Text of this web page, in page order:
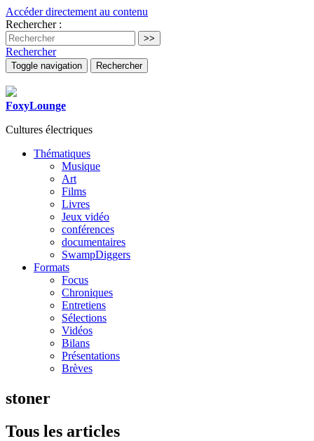
Accéder directement au contenu
Rechercher :
Rechercher
Toggle navigation Rechercher
FoxyLounge
Cultures électriques
Thématiques
Musique
Art
Films
Livres
Jeux vidéo
conférences
documentaires
SwampDiggers
Formats
Focus
Chroniques
Entretiens
Sélections
Vidéos
Bilans
Présentations
Brèves
stoner
Tous les articles